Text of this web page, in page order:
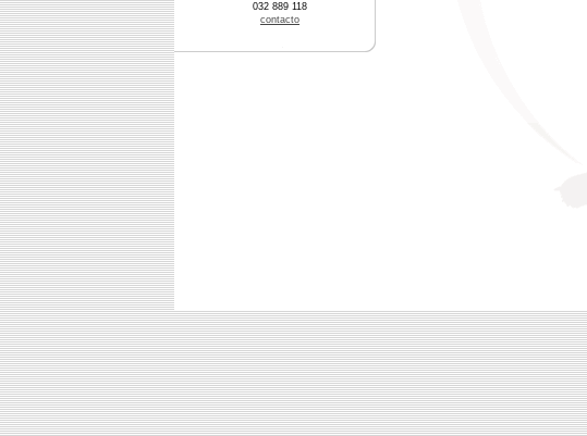
032 889 118
contacto